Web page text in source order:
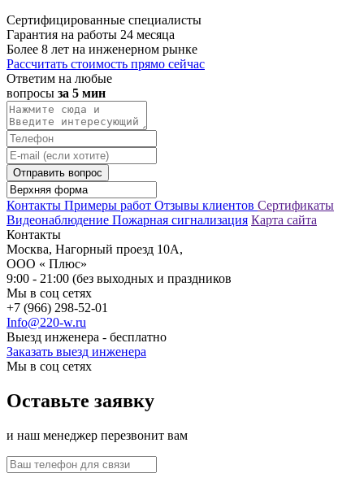
Сертифицированные специалисты
Гарантия на работы 24 месяца
Более 8 лет на инженерном рынке
Рассчитать стоимость прямо сейчас
Ответим на любые
вопросы за 5 мин
Отправить вопрос
Контакты Примеры работ Отзывы клиентов Сертификаты
Видеонаблюдение Пожарная сигнализация Карта сайта
Контакты
Москва, Нагорный проезд 10А,
ООО « Плюс»
9:00 - 21:00 (без выходных и праздников
Мы в соц сетях
+7 (966) 298-52-01
Info@220-w.ru
Выезд инженера - бесплатно
Заказать выезд инженера
Мы в соц сетях
Оставьте заявку
и наш менеджер перезвонит вам